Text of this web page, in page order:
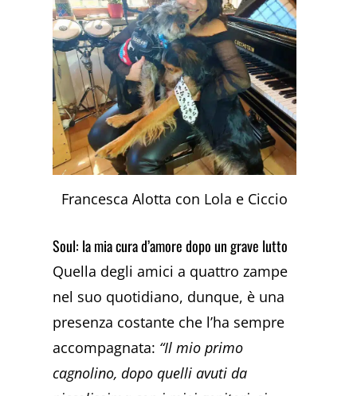
Francesca Alotta con Lola e Ciccio
Soul: la mia cura d’amore dopo un grave lutto
Quella degli amici a quattro zampe
nel suo quotidiano, dunque, è una
presenza costante che l’ha sempre
accompagnata: “Il mio primo
cagnolino, dopo quelli avuti da